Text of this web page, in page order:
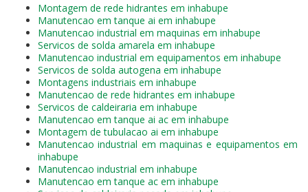
Montagem de rede hidrantes em inhabupe
Manutencao em tanque ai em inhabupe
Manutencao industrial em maquinas em inhabupe
Servicos de solda amarela em inhabupe
Manutencao industrial em equipamentos em inhabupe
Servicos de solda autogena em inhabupe
Montagens industriais em inhabupe
Manutencao de rede hidrantes em inhabupe
Servicos de caldeiraria em inhabupe
Manutencao em tanque ai ac em inhabupe
Montagem de tubulacao ai em inhabupe
Manutencao industrial em maquinas e equipamentos em
inhabupe
Manutencao industrial em inhabupe
Manutencao em tanque ac em inhabupe